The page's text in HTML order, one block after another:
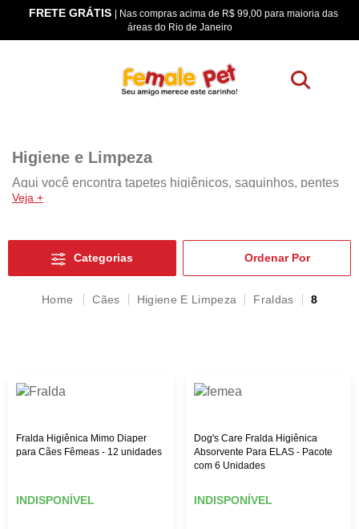
FRETE GRÁTIS | Nas compras acima de R$ 99,00 para maioria das
áreas do Rio de Janeiro
Higiene e Limpeza
Aqui você encontra tapetes higiênicos, saquinhos, pentes
e rasqueadeiras, sacolas higiênicas adestradores,
Veja +
Cães Higiene E Limpeza Fraldas 8
Categorias
Fralda Higiênica Mimo Diaper
para Cães Fêmeas - 12 unidades
INDISPONÍVEL
Dog's Care Fralda Higiênica
Absorvente Para ELAS - Pacote
com 6 Unidades
INDISPONÍVEL